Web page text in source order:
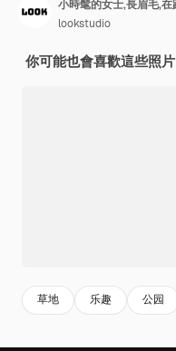
lookstudio
你可能也會喜歡這些照片
草地 乐趣 公园